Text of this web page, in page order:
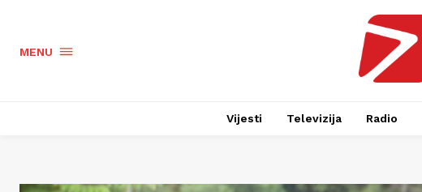
MENU
Vijesti Televizija Radio